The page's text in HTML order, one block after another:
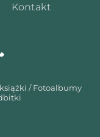
Kontakt
/ Fotoalbumy